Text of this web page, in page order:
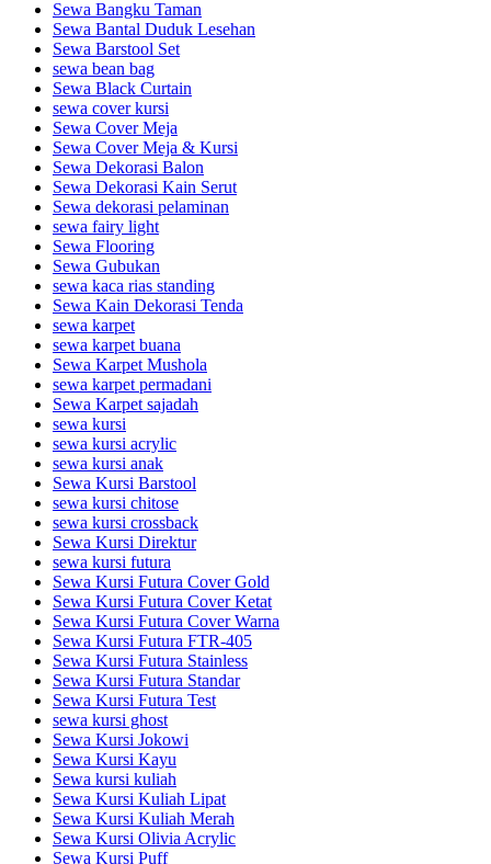
Sewa Bangku Taman
Sewa Bantal Duduk Lesehan
Sewa Barstool Set
sewa bean bag
Sewa Black Curtain
sewa cover kursi
Sewa Cover Meja
Sewa Cover Meja & Kursi
Sewa Dekorasi Balon
Sewa Dekorasi Kain Serut
Sewa dekorasi pelaminan
sewa fairy light
Sewa Flooring
Sewa Gubukan
sewa kaca rias standing
Sewa Kain Dekorasi Tenda
sewa karpet
sewa karpet buana
Sewa Karpet Mushola
sewa karpet permadani
Sewa Karpet sajadah
sewa kursi
sewa kursi acrylic
sewa kursi anak
Sewa Kursi Barstool
sewa kursi chitose
sewa kursi crossback
Sewa Kursi Direktur
sewa kursi futura
Sewa Kursi Futura Cover Gold
Sewa Kursi Futura Cover Ketat
Sewa Kursi Futura Cover Warna
Sewa Kursi Futura FTR-405
Sewa Kursi Futura Stainless
Sewa Kursi Futura Standar
Sewa Kursi Futura Test
sewa kursi ghost
Sewa Kursi Jokowi
Sewa Kursi Kayu
Sewa kursi kuliah
Sewa Kursi Kuliah Lipat
Sewa Kursi Kuliah Merah
Sewa Kursi Olivia Acrylic
Sewa Kursi Puff